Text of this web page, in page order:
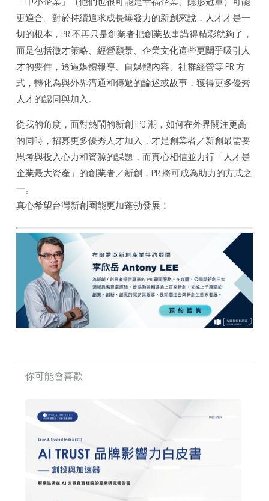
更適合。對於持續追求成長爆發力的新創來說，人才才是一
切的根本，PR 不再只是創業者把創業故事講得精彩就夠了，
而是包括徵才策略、經營願景、企業文化這些更關乎吸引人
才的要件，透過媒體報導、自媒體內容、社群經營等 PR 方
式，轉化為與外界溝通和傳遞的論述或故事，獲得更多優秀
人才的認同與加入。
從我的角度，面對熱鬧的新創 IPO 潮，如何在外界關注更高
的同時，招募更多優秀人才加入，才是創業者／新創最需要
思考與投入心力和資源的課題，而真心相信並力行「人才是
企業最大資產」的創業者／新創，PR 將可成為助力的方式之
一。
真心希望台灣新創圈能更加蓬勃發展！
你可能會喜歡